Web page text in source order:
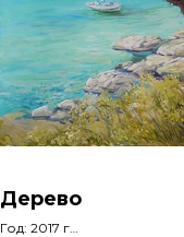
Дерево
Год: 2017 г